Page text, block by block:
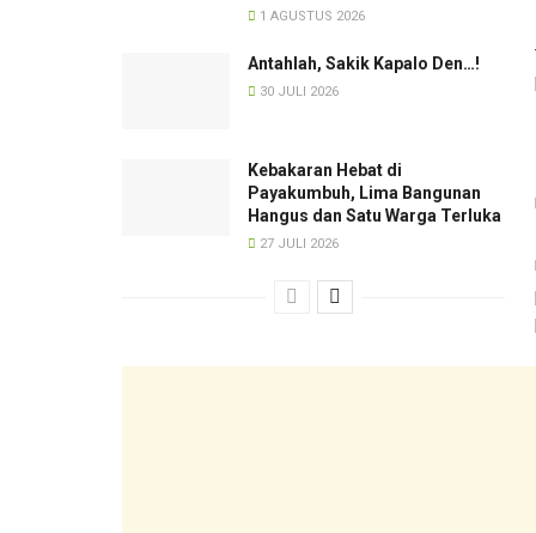
1 AGUSTUS 2026
Antahlah, Sakik Kapalo Den…!
30 JULI 2026
Kebakaran Hebat di
Payakumbuh, Lima Bangunan
Hangus dan Satu Warga Terluka
27 JULI 2026